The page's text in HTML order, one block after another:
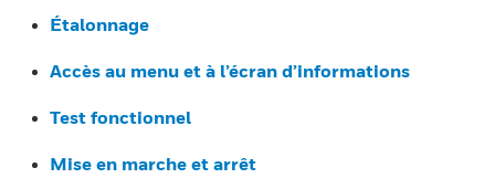
Étalonnage
Accès au menu et à l’écran d’informations
Test fonctionnel
Mise en marche et arrêt